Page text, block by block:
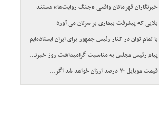
خبرنگاران قهرمانان واقعی «جنگ روایت‌ها» هستند
بلایی که پیشرفت بیماری بر سرتان می آورد
با تمام توان در کنار رئیس جمهور برای ایران ایستاده‌ایم
پیام رئیس مجلس به مناسبت گرامیداشت روز خبرنگار
قیمت موبایل ۲۰ درصد ارزان خواهد شد اگر...